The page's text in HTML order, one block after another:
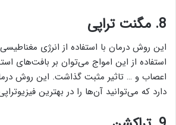
8. مگنت تراپی
این روش درمان با استفاده از انرژی
استفاده از این امواج می‌توان بر بافت‌های
اعصاب و … تاثیر مثبت گذاشت. این روش
دارد که می‌توانید آن‌ها را در بهترین